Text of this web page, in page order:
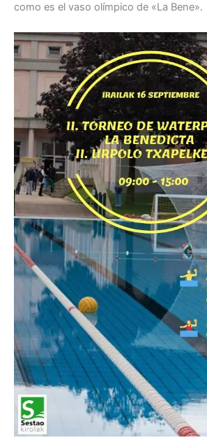
como es el vaso olímpico de «La Bene».